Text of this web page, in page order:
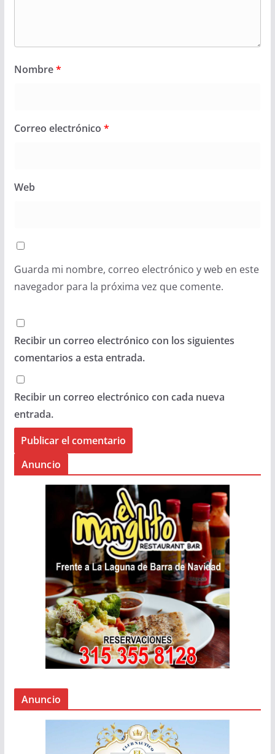
Nombre*
Correo electrónico *
Web
Guarda mi nombre, correo electrónico y web en este
navegador para la próxima vez que comente.
Recibir un correo electrónico con los siguientes
comentarios a esta entrada.
Recibir un correo electrónico con cada nueva
entrada.
Anuncio
Anuncio